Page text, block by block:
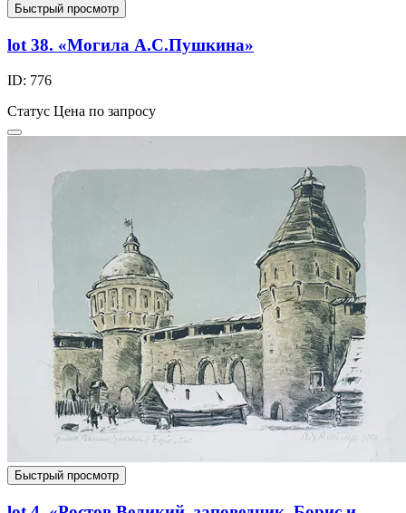
Быстрый просмотр
lot 38. «Могила А.С.Пушкина»
ID: 776
Статус Цена по запросу
Быстрый просмотр